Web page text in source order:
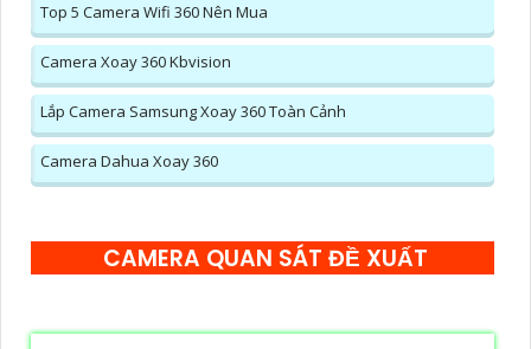
Top 5 Camera Wifi 360 Nên Mua
Camera Xoay 360 Kbvision
Lắp Camera Samsung Xoay 360 Toàn Cảnh
Camera Dahua Xoay 360
CAMERA QUAN SÁT ĐỀ XUẤT